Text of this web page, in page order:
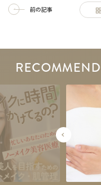
前の記事
RECOMMEND